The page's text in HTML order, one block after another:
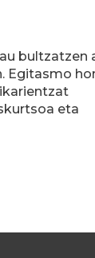
bultzatzen
Egitasmo
eta